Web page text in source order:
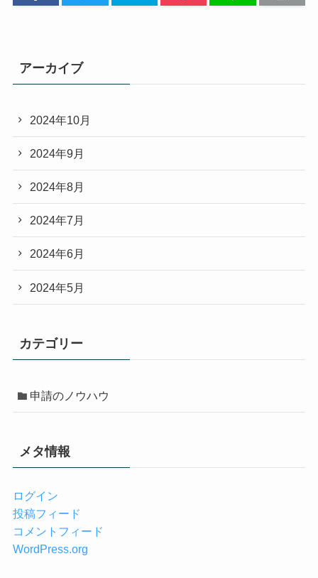
アーカイブ
2024年10月
2024年9月
2024年8月
2024年7月
2024年6月
2024年5月
カテゴリー
申請のノウハウ
メタ情報
ログイン
投稿フィード
コメントフィード
WordPress.org